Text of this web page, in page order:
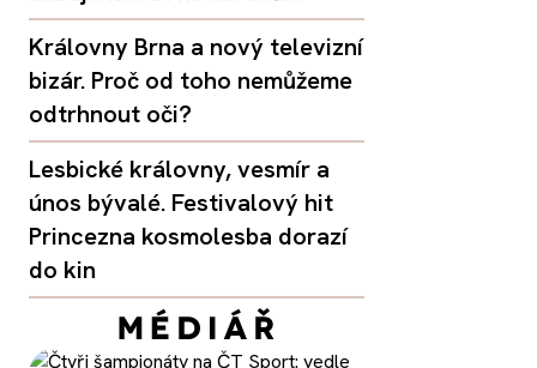
Královny Brna a nový televizní
bizár. Proč od toho nemůžeme
odtrhnout oči?
Lesbické královny, vesmír a
únos bývalé. Festivalový hit
Princezna kosmolesba dorazí
do kin